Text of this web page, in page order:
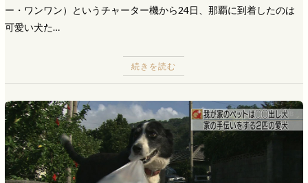
ー・ワンワン）というチャーター機から24日、那覇に到着したのは
可愛い犬た…
続きを読む